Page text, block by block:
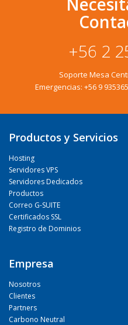
+56 2
Soporte Mesa
Emergencias: +56 9
Productos y Servicios
Hosting
Servidores VPS
Servidores Dedicados
Productos
Correo G-SUITE
Certificados SSL
Registro de Dominios
Empresa
Nosotros
Clientes
Partners
Carbono Neutral